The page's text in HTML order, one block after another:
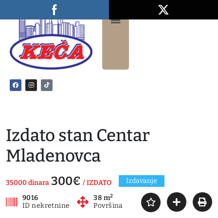
Izdato stan Centar
Mladenovca
35000 dinara 300€ / IZDATO Izdavanje
9016
ID nekretnine
38 m2
Površina